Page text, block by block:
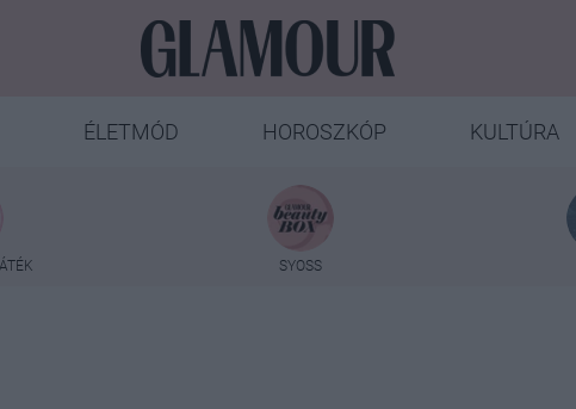
ÉLETMÓD HOROSZKÓP KULTÚRA
SYOSS